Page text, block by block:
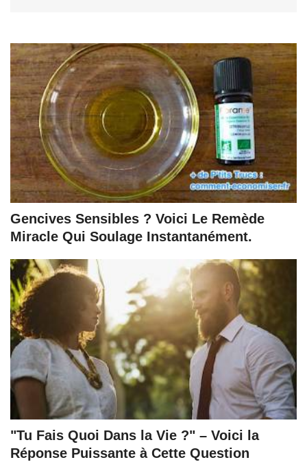
Gencives Sensibles ? Voici Le Remède
Miracle Qui Soulage Instantanément.
"Tu Fais Quoi Dans la Vie ?" – Voici la
Réponse Puissante à Cette Question